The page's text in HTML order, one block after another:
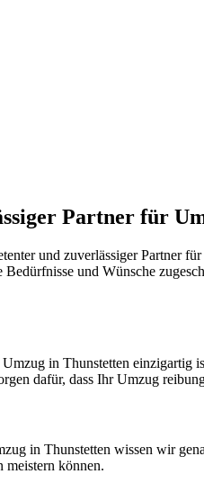
Partner für
und zuverlässiger Partner
und Wünsche
in Thunstetten
dafür, dass Ihr Umzug
in Thunstetten wissen wir
meistern können.